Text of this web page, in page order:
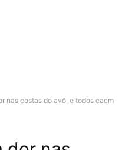
nas costas do avô, e todos caem